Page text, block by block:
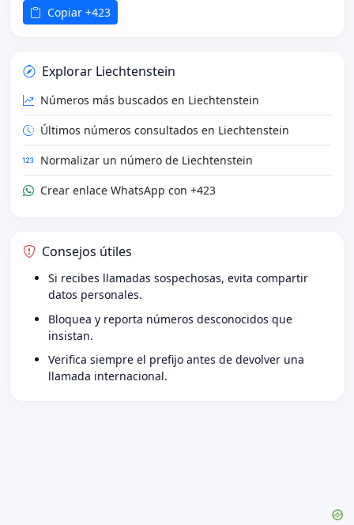
Copiar +423
Explorar Liechtenstein
Números más buscados en Liechtenstein
Últimos números consultados en Liechtenstein
Normalizar un número de Liechtenstein
Crear enlace WhatsApp con +423
Consejos útiles
Si recibes llamadas sospechosas, evita compartir
datos personales.
Bloquea y reporta números desconocidos que
insistan.
Verifica siempre el prefijo antes de devolver una
llamada internacional.